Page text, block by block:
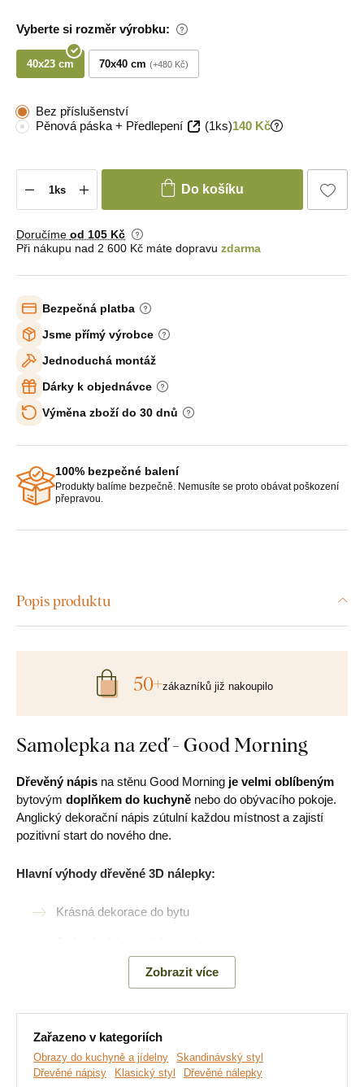
Vyberte si rozměr výrobku:
40x23 cm 70x40 cm +480 Kč
Bez příslušenství
Pěnová páska + Předlepení
(1ks)140 Kč
Do košíku
Doručíme od 105 Kč
Při nákupu nad 2 600 Kč máte dopravu zdarma
Bezpečná platba
Jsme přímý výrobce
Jednoduchá montáž
Dárky k objednávce
Výměna zboží do 30 dnů
100% bezpečné balení
Produkty balíme bezpečně. Nemusíte se proto obávat poškození
přepravou.
Popis produktu
Samolepka na zeď - Good Morning
Dřevěný nápis na stěnu Good Morning je velmi oblíbeným
bytovým doplňkem do kuchyně nebo do obývacího pokoje.
Anglický dekorační nápis zútulní každou místnost a zajistí
pozitivní start do nového dne.
Hlavní výhody dřevěné 3D nálepky:
Krásná dekorace do bytu
Dřevěný 3 mm silný materiál
Nízká hmotnost výrobku
Zobrazit více
50+zákazníků již nakoupilo
Zařazeno v kategoriích
Obrazy do kuchyně a jídelny
Skandinávský styl
Dřevěné nápisy
Klasický styl Dřevěné nálepky